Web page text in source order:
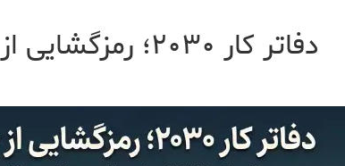
دفاتر کار ۲۰۳۰؛ رمزگشایی از چیدمان‌های منعطف برای نسل زد (Gen Z)